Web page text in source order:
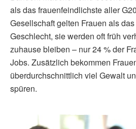
als das frauenfeindlichste aller
Gesellschaft gelten Frauen als
Geschlecht, sie werden oft früh
zuhause bleiben – nur 24 % der
Jobs. Zusätzlich bekommen
überdurchschnittlich viel Gewalt
spüren.